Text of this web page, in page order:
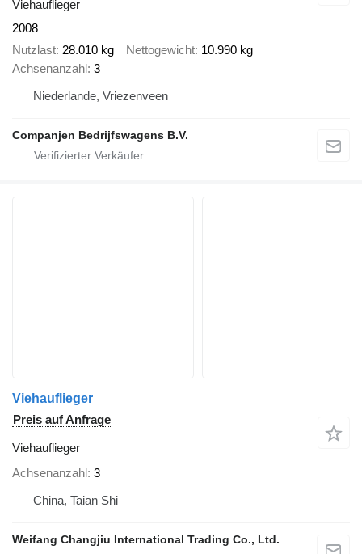
Viehauflieger
2008
Nutzlast 28.010 kg Nettogewicht 10.990 kg
Achsenanzahl 3
Niederlande, Vriezenveen
Companjen Bedrijfswagens B.V.
Viehauflieger
Preis auf Anfrage
Viehauflieger
Achsenanzahl 3
China, Taian Shi
Weifang Changjiu International Trading Co., Ltd.